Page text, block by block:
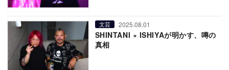
文芸 2025.08.01
SHINTANI × ISHIYAが明かす、噂の
真相